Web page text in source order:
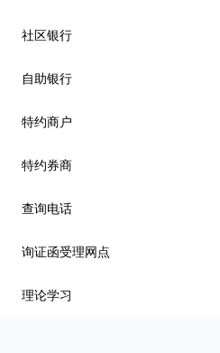
社区银行
自助银行
特约商户
特约券商
查询电话
询证函受理网点
理论学习